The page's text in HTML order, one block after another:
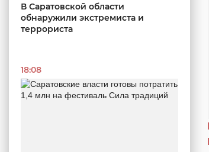
В Саратовской области
обнаружили экстремиста и
террориста
18:08